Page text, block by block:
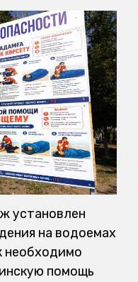
установлен
на водоемах
необходимо
помощь